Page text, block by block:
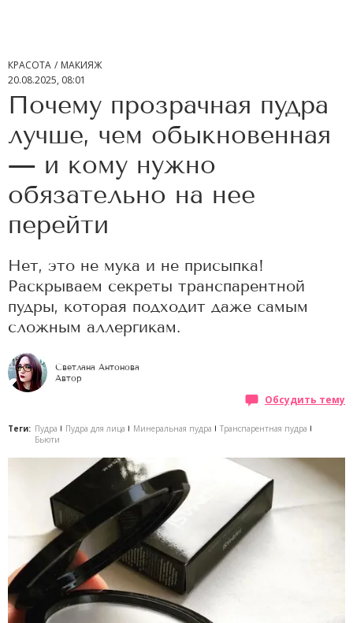
КРАСОТА
МАКИЯЖ
20.08.2025, 08:01
Почему прозрачная пудра
лучше, чем обыкновенная
— и кому нужно
обязательно на нее
перейти
Нет, это не мука и не присыпка!
Раскрываем секреты транспарентной
пудры, которая подходит даже самым
сложным аллергикам.
Светлана Антонова
Автор
Обсудить тему
Теги: Пудра Пудра для лица Минеральная пудра
Транспарентная пудра
Бьюти